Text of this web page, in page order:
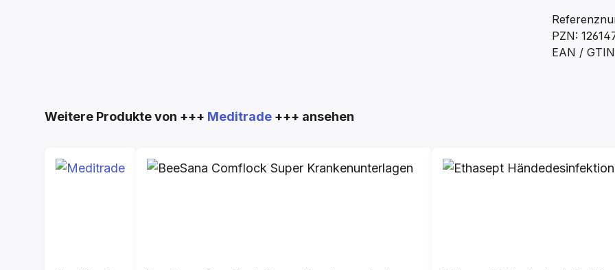
PZN:
EAN /
Produktgalerie überspringen
Weitere Produkte von +++ Meditrade +++ ansehen